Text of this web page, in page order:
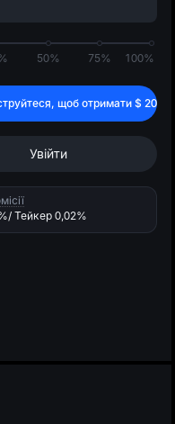
50% 75% 100%
щоб отримати $ 20
Увійти
/ Тейкер 0,02%